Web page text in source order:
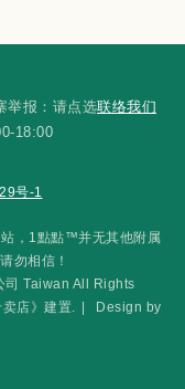
举报：请点选联络我们
18:00
，1點點™并无其他附属
勿相信！
司 Taiwan All Rights
店》建置.
Design by
号-1